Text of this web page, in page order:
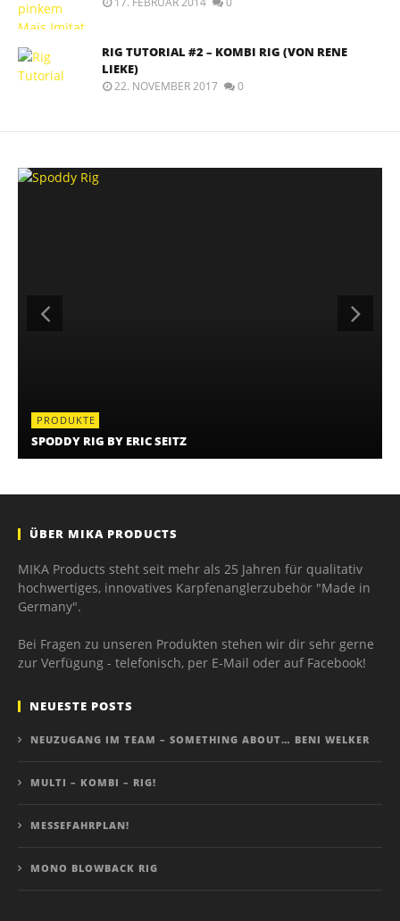
RIG TUTORIAL #2 – KOMBI RIG (VON RENE
LIEKE)
22. NOVEMBER 2017 0
PRODUKTE
SPODDY RIG BY ERIC SEITZ
ÜBER MIKA PRODUCTS
MIKA Products steht seit mehr als 25 Jahren für qualitativ
hochwertiges, innovatives Karpfenanglerzubehör "Made in
Germany".
Bei Fragen zu unseren Produkten stehen wir dir sehr gerne
zur Verfügung - telefonisch, per E-Mail oder auf Facebook!
NEUESTE POSTS
NEUZUGANG IM TEAM – SOMETHING ABOUT… BENI WELKER
MULTI – KOMBI – RIG!
MESSEFAHRPLAN!
MONO BLOWBACK RIG